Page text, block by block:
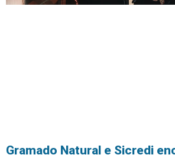
Gramado Natural e Sicredi